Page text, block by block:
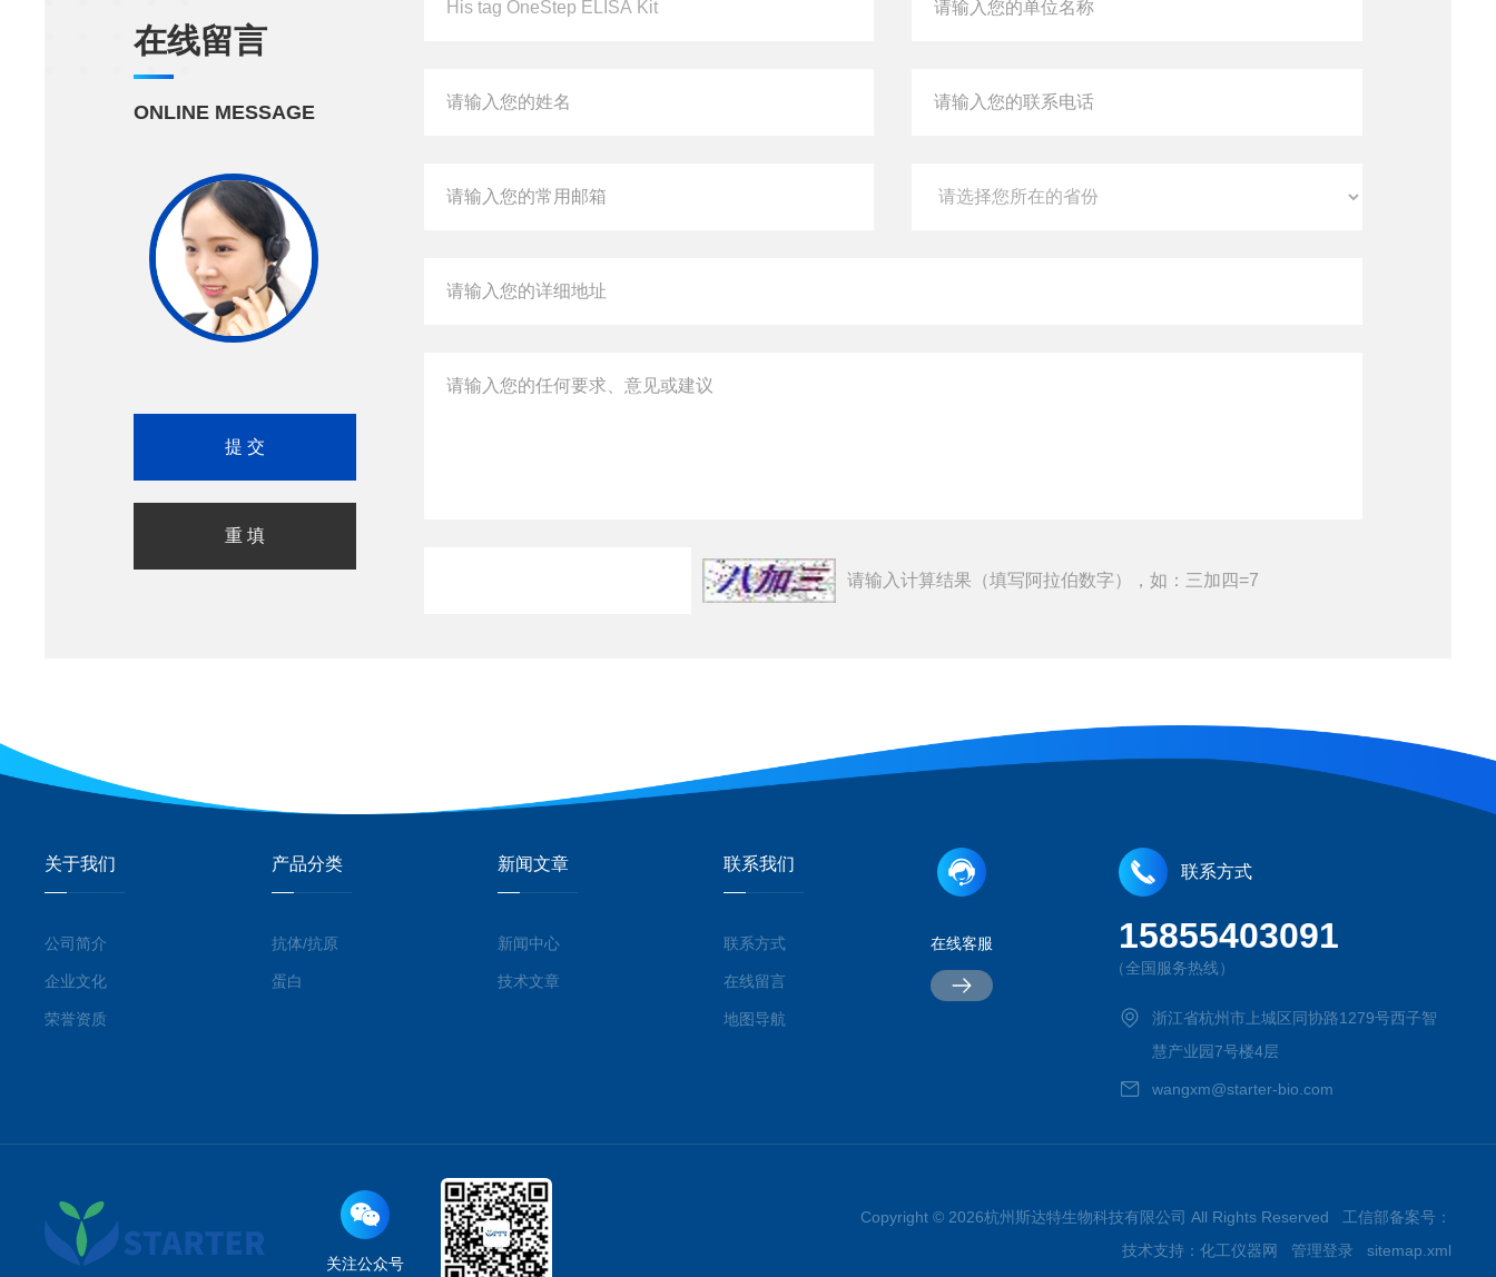
在线留言
ONLINE MESSAGE
请输入计算结果（填写阿拉伯数字），如：三加四=7
关于我们
公司简介
企业文化
荣誉资质
产品分类
抗体/抗原
蛋白
新闻文章
新闻中心
技术文章
联系我们
联系方式
在线留言
地图导航
在线客服
联系方式
15855403091
（全国服务热线）
浙江省杭州市上城区同协路1279号西子智
慧产业园7号楼4层
wangxm@starter-bio.com
关注公众号
Copyright © 2026杭州斯达特生物科技有限公司 All Rights Reserved 工信部备案号：
技术支持： 化工仪器网 管理登录 sitemap.xml